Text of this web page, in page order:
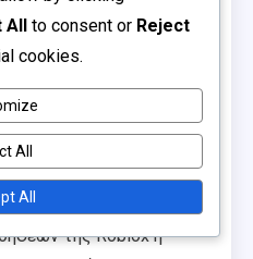
δώρου Robux είναι
που σημαίνει ότι
ενήμεροι για τις
των προωθήσεων για να
ευκαιριών, ελέγχετε
της Roblox ή
All to consent or Reject
cookies.
All
All